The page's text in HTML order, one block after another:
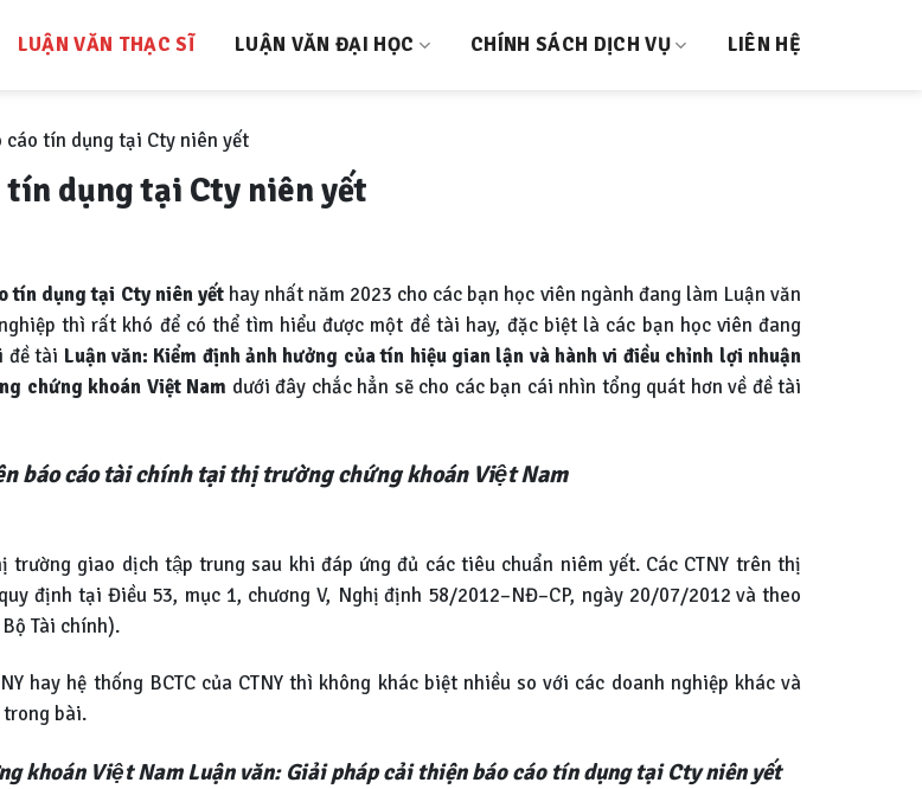
LUẬN VĂN THẠC SĨ LUẬN VĂN ĐẠI HỌC CHÍNH SÁCH DỊCH VỤ LIÊN HỆ
cáo tín dụng tại Cty niên yết
tín dụng tại Cty niên yết
tín dụng tại Cty niên yết hay nhất năm 2023 cho các bạn học viên ngành đang làm Luận văn
thì rất khó để có thể tìm hiểu được một đề tài hay, đặc biệt là các bạn học viên đang
đề tài Luận văn: Kiểm định ảnh hưởng của tín hiệu gian lận và hành vi điều chỉnh lợi nhuận
chứng khoán Việt Nam dưới đây chắc hẳn sẽ cho các bạn cái nhìn tổng quát hơn về đề tài
báo cáo tài chính tại thị trường chứng khoán Việt Nam
giao dịch tập trung sau khi đáp ứng đủ các tiêu chuẩn niêm yết. Các CTNY trên thị
định tại Điều 53, mục 1, chương V, Nghị định 58/2012–NĐ–CP, ngày 20/07/2012 và theo
Tài chính).
hay hệ thống BCTC của CTNY thì không khác biệt nhiều so với các doanh nghiệp khác và
bài.
khoán Việt Nam Luận văn: Giải pháp cải thiện báo cáo tín dụng tại Cty niên yết